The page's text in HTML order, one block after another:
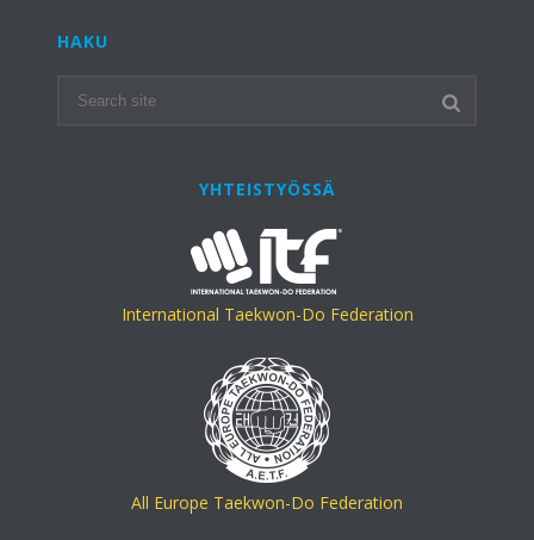
HAKU
YHTEISTYÖSSÄ
International Taekwon-Do Federation
All Europe Taekwon-Do Federation